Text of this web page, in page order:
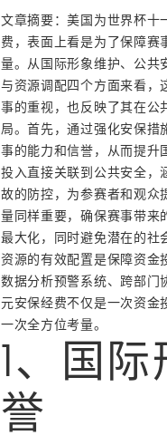
文章摘要：美国为世界杯十
费，表面上看是为了保障赛
量。从国际形象维护、公共
与资源调配四个方面来看，
事的重视，也反映了其在公
局。首先，通过强化安保措
事的能力和信誉，从而提升
投入直接关联到公共安全，
故的防控，为参赛者和观众
量同样重要，确保赛事带来
最大化，同时避免潜在的社
资源的有效配置是保障资金
数据分析预警系统、跨部门
元安保经费不仅是一次资金
一次全方位考量。
1、国
誉